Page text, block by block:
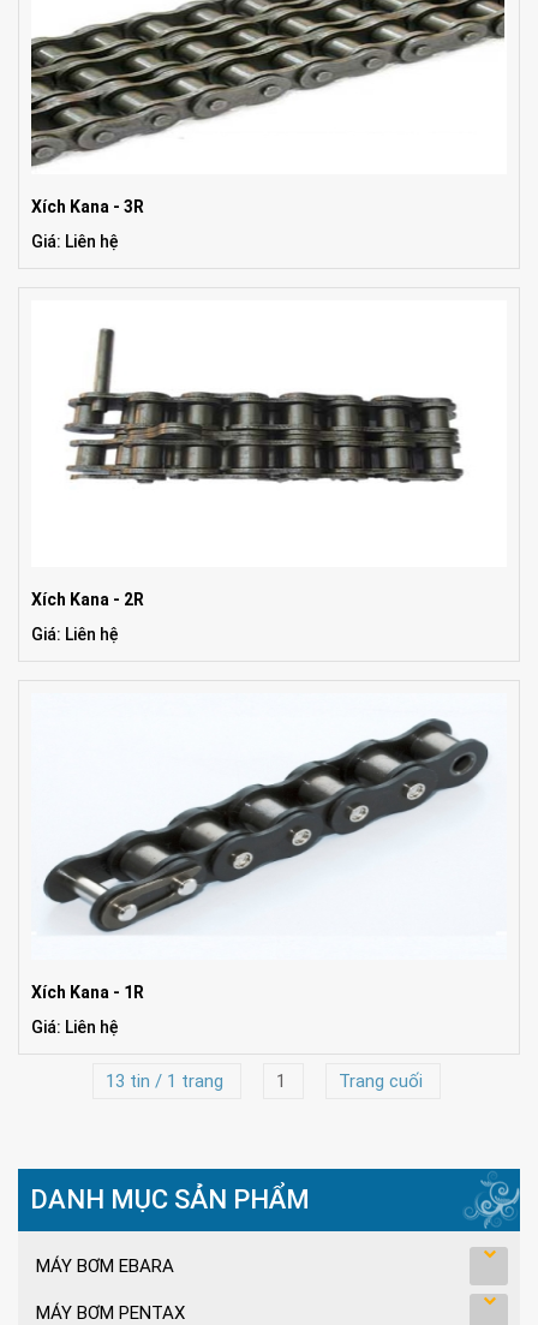
Xích Kana - 3R
Giá: Liên hệ
Xích Kana - 2R
Giá: Liên hệ
Xích Kana - 1R
Giá: Liên hệ
13 tin / 1 trang 1 Trang cuối
DANH MỤC SẢN PHẨM
MÁY BƠM EBARA
MÁY BƠM PENTAX